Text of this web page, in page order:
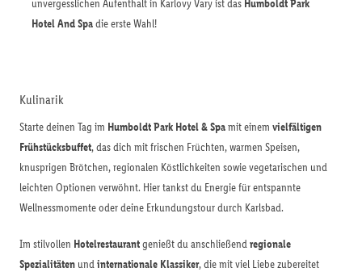
unvergesslichen Aufenthalt in Karlovy Vary ist das Humboldt Park
Hotel And Spadie erste Wahl!
Kulinarik
Starte deinen Tag im Humboldt Park Hotel & Spamit einem vielfältigen
Frühstücksbuffet, das dich mit frischen Früchten, warmen Speisen,
knusprigen Brötchen, regionalen Köstlichkeiten sowie vegetarischen und
leichten Optionen verwöhnt. Hier tankst du Energie für entspannte
Wellnessmomente oder deine Erkundungstour durch Karlsbad.
Im stilvollen Hotelrestaurantgenießt du anschließendregionale
Spezialitäten undinternationale Klassiker, die mit viel Liebe zubereitet